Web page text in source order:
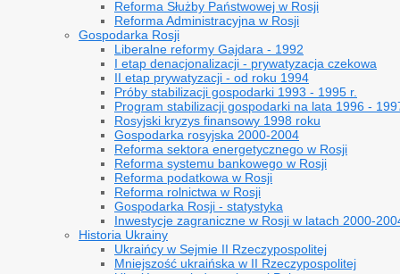
Reforma Służby Państwowej w Rosji
Reforma Administracyjna w Rosji
Gospodarka Rosji
Liberalne reformy Gajdara - 1992
I etap denacjonalizacji - prywatyzacja czekowa
II etap prywatyzacji - od roku 1994
Próby stabilizacji gospodarki 1993 - 1995 r.
Program stabilizacji gospodarki na lata 1996 -
Rosyjski kryzys finansowy 1998 roku
Gospodarka rosyjska 2000-2004
Reforma sektora energetycznego w Rosji
Reforma systemu bankowego w Rosji
Reforma podatkowa w Rosji
Reforma rolnictwa w Rosji
Gospodarka Rosji - statystyka
Inwestycje zagraniczne w Rosji w latach 2000-
Historia Ukrainy
Ukraińcy w Sejmie II Rzeczypospolitej
Mniejszość ukraińska w II Rzeczypospolitej